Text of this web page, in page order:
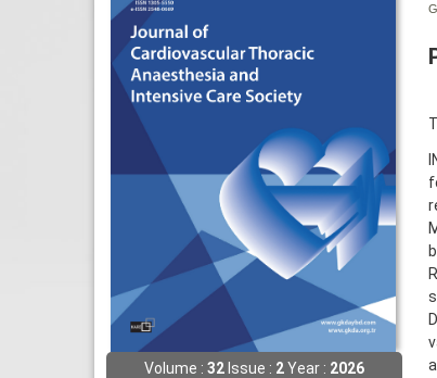
Volume : 32Issue : 2Year : 2026